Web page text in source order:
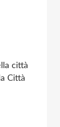
città
Città